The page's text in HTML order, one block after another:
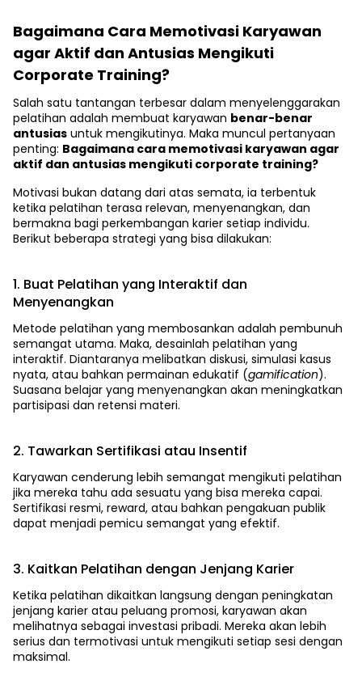
Bagaimana Cara Memotivasi Karyawan
agar Aktif dan Antusias Mengikuti
Corporate Training?
Salah satu tantangan terbesar dalam menyelenggarakan
pelatihan adalah membuat karyawan benar-benar
antusias untuk mengikutinya. Maka muncul pertanyaan
penting: Bagaimana cara memotivasi karyawan agar
aktif dan antusias mengikuti corporate training?
Motivasi bukan datang dari atas semata, ia terbentuk
ketika pelatihan terasa relevan, menyenangkan, dan
bermakna bagi perkembangan karier setiap individu.
Berikut beberapa strategi yang bisa dilakukan:
1. Buat Pelatihan yang Interaktif dan
Menyenangkan
Metode pelatihan yang membosankan adalah pembunuh
semangat utama. Maka, desainlah pelatihan yang
interaktif. Diantaranya melibatkan diskusi, simulasi kasus
nyata, atau bahkan permainan edukatif (gamification).
Suasana belajar yang menyenangkan akan meningkatkan
partisipasi dan retensi materi.
2. Tawarkan Sertifikasi atau Insentif
Karyawan cenderung lebih semangat mengikuti pelatihan
jika mereka tahu ada sesuatu yang bisa mereka capai.
Sertifikasi resmi, reward, atau bahkan pengakuan publik
dapat menjadi pemicu semangat yang efektif.
3. Kaitkan Pelatihan dengan Jenjang Karier
Ketika pelatihan dikaitkan langsung dengan peningkatan
jenjang karier atau peluang promosi, karyawan akan
melihatnya sebagai investasi pribadi. Mereka akan lebih
serius dan termotivasi untuk mengikuti setiap sesi dengan
maksimal.